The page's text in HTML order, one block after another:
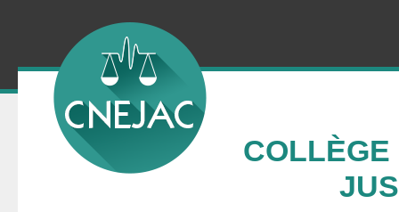
COLLÈGE